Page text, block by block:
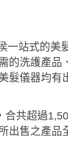
一站式的美
的洗護產品
髮儀器均有
合共超過
出售之產品